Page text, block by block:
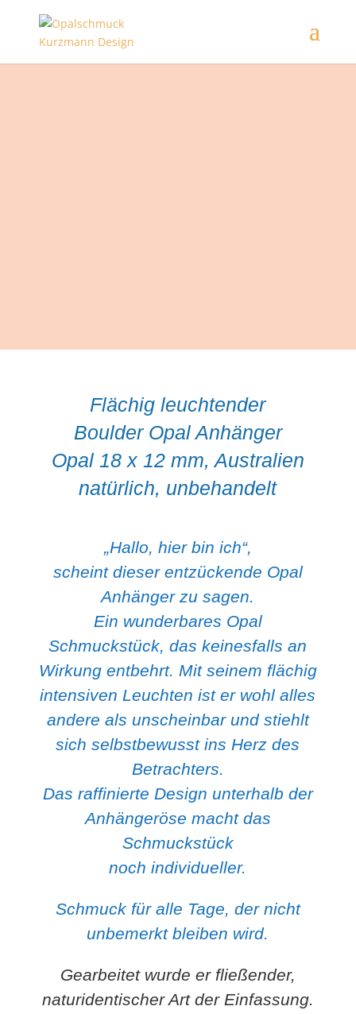
Flächig leuchtender
Boulder Opal Anhänger
Opal 18 x 12 mm, Australien
natürlich, unbehandelt
„Hallo, hier bin ich“,
scheint dieser entzückende Opal
Anhänger zu sagen.
Ein wunderbares Opal
Schmuckstück, das keinesfalls an
Wirkung entbehrt. Mit seinem flächig
intensiven Leuchten ist er wohl alles
andere als unscheinbar und stiehlt
sich selbstbewusst ins Herz des
Betrachters.
Das raffinierte Design unterhalb der
Anhängeröse macht das
Schmuckstück
noch individueller.
Schmuck für alle Tage, der nicht
unbemerkt bleiben wird.
Gearbeitet wurde er fließender,
naturidentischer Art der Einfassung.